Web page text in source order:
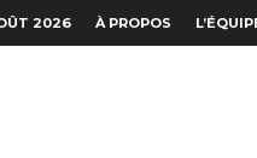
2026 À PROPOS